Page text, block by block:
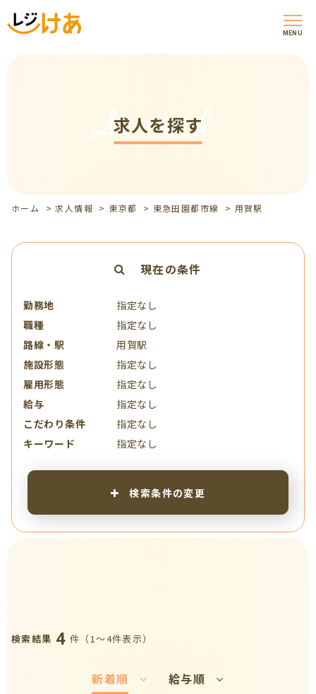
MENU
求人を探す
Search
ホーム >求人情報 > 東京都 > 東急田園都市線 > 用賀駅
現在の条件
勤務地
指定なし
職種
指定なし
路線・駅
用賀駅
施設形態
指定なし
雇用形態
指定なし
給与
指定なし
こだわり条件
指定なし
キーワード
指定なし
検索条件の変更
検索結果 4 件（1〜4件表示）
新着順 給与順